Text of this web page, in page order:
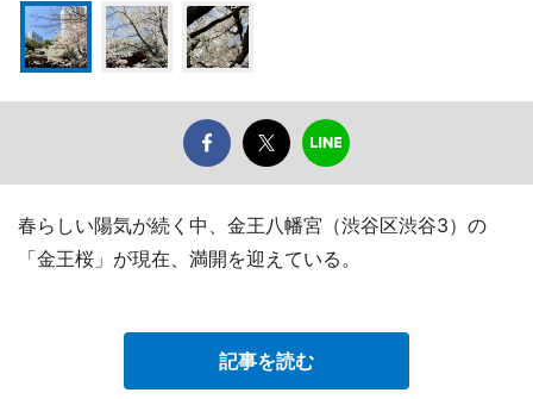
春らしい陽気が続く中、金王八幡宮（渋谷区渋谷3）の
「金王桜」が現在、満開を迎えている。
記事を読む